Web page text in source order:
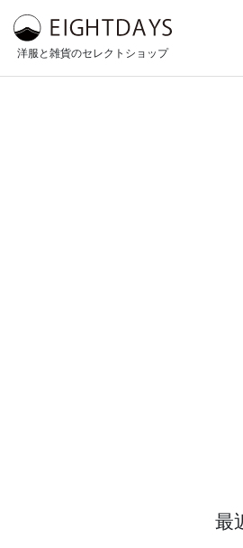
コンテンツへスキップ
洋服と雑貨のセレクトショップ
最